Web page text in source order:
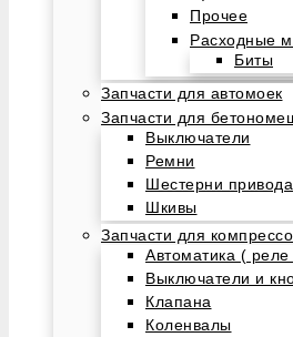
Прочее
Расходные
Биты
Запчасти для автомоек
Запчасти для
Выключатели
Ремни
Шестерни привода
Шкивы
Запчасти для
Автоматика (
Выключатели и
Клапана
Коленвалы